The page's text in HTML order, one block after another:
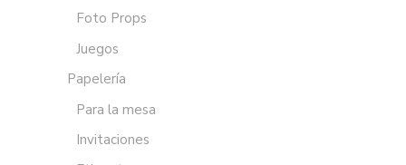
Foto Props
Juegos
Papelería
Para la mesa
Invitaciones